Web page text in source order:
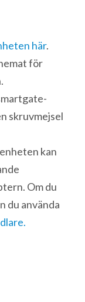
här.
för
skruvmejsel
kan
Om du
du använda